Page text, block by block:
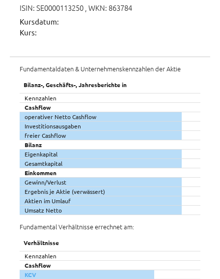
ISIN: SE0000113250 , WKN: 863784
Kursdatum:
Kurs:
Fundamentaldaten & Unternehmenskennzahlen der Aktie
Bilanz-, Geschäfts-, Jahresberichte in
Kennzahlen
Cashflow
operativer Netto Cashflow
Investitionsausgaben
freier Cashflow
Bilanz
Eigenkapital
Gesamtkapital
Einkommen
Gewinn/Verlust
Ergebnis je Aktie (verwässert)
Aktien im Umlauf
Umsatz Netto
Fundamental Verhältnisse errechnet am:
Verhältnisse
Kennzahlen
Cashflow
KCV